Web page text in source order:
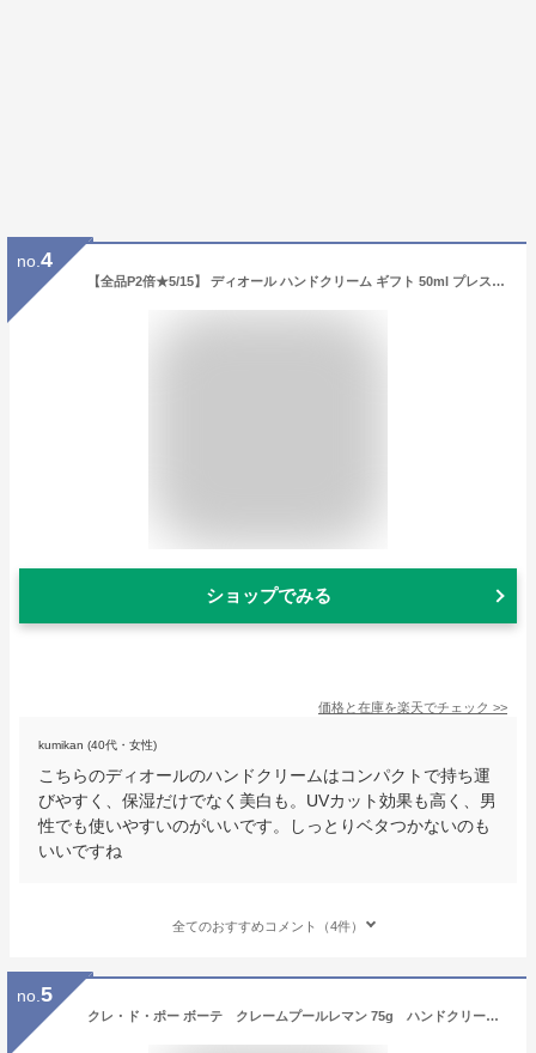
no. 4
【全品P2倍★5/15】 ディオール ハンドクリーム ギフト 50ml プレステージ ラ クレーム マン ド ローズ Dior コスメ 化粧品 ユニセックス 美白 美容 メンズ レディース ブランド ミニサイズ uv メンズ おしゃれ スキンケア 新品 正規品
ショップでみる
価格と在庫を楽天でチェック >>
kumikan (40代・女性)
こちらのディオールのハンドクリームはコンパクトで持ち運
びやすく、保湿だけでなく美白も。UVカット効果も高く、男
性でも使いやすいのがいいです。しっとりベタつかないのも
いいですね
全てのおすすめコメント（4件）
no. 5
クレ・ド・ポー ボーテ クレームプールレマン 75g ハンドクリーム SPF18・PA++ ソフト なめらか 乾燥 紫外線